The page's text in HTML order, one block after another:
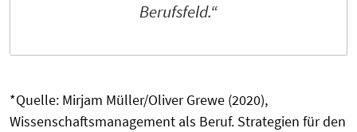
Berufsfeld.“
*Quelle: Mirjam Müller/Oliver Grewe (2020),
Wissenschaftsmanagement als Beruf. Strategien für den